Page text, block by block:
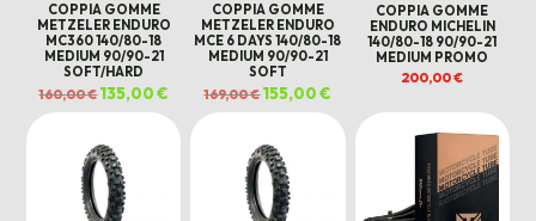
COPPIA GOMME
METZELER ENDURO
MC360 140/80-18
MEDIUM 90/90-21
SOFT/HARD
160,00€Il
prezzo
originale
135,00€
prezzo
attuale
è:
135,00 €.
COPPIA GOMME
METZELER ENDURO
MCE 6 DAYS 140/80-18
MEDIUM 90/90-21
SOFT
169,00€Il
prezzo
originale
155,00€
attuale
è:
155,00 €.
COPPIA GOMME
ENDURO MICHELIN
140/80-18 90/90-21
MEDIUM PROMO
200,00€